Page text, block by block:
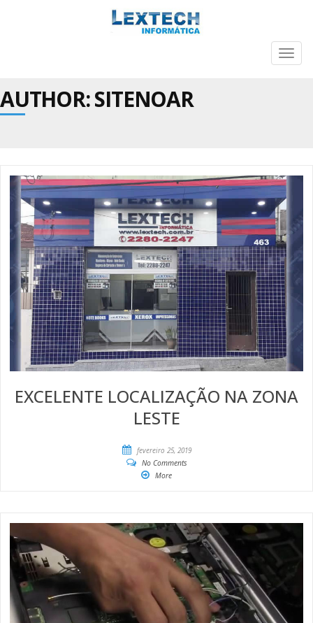
AUTHOR:SITENOAR
EXCELENTE LOCALIZAÇÃO NA ZONA
LESTE
fevereiro 25, 2019
No Comments
More